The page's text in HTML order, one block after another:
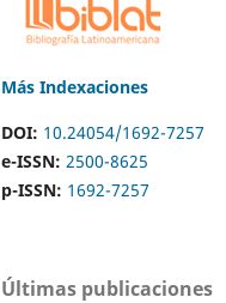
Más Indexaciones
DOI: 10.24054/1692-7257
e-ISSN: 2500-8625
p-ISSN: 1692-7257
Últimas publicaciones